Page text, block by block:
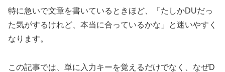
特に急いで文章を書いているときほど、「たしかDUだっ
た気がするけれど、本当に合っているかな」と迷いやすく
なります。
この記事では、単に入力キーを覚えるだけでなく、なぜD